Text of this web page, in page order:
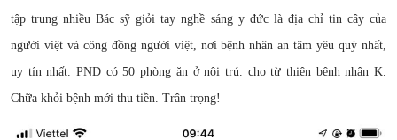
tập trung nhiều Bác sỹ giỏi tay nghề sáng y đức là địa chỉ tin cây của
người việt và công đồng người việt, nơi bệnh nhân an tâm yêu quý nhất,
uy tín nhất. PND có 50 phòng ăn ở nội trú. cho từ thiện bệnh nhân K.
Chữa khỏi bệnh mới thu tiền. Trân trọng!